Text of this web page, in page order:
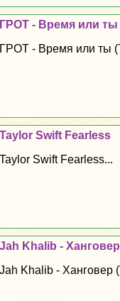
ГРОТ - Время или ты
ГРОТ - Время или ты
Taylor Swift Fearless
Taylor Swift Fearless...
Jah Khalib -
Jah Khalib - Ханговер